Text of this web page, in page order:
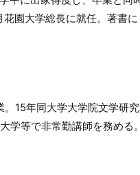
大学総長に就任。著書に
15年同大学大学院文学研
等で非常勤講師を務め